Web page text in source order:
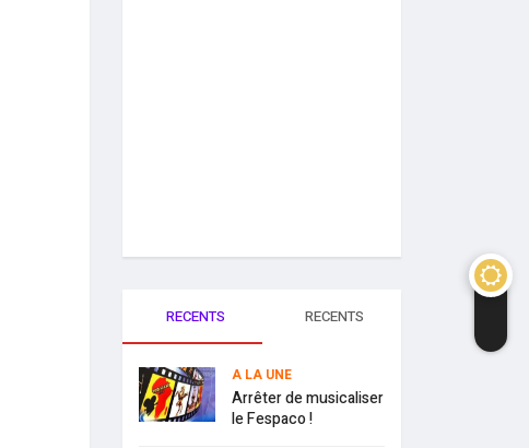
RECENTS RECENTS
A LA UNE
Arrêter de musicaliser
le Fespaco !